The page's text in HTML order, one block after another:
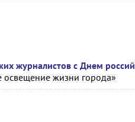
журналистов с Днем
освещение жизни города»